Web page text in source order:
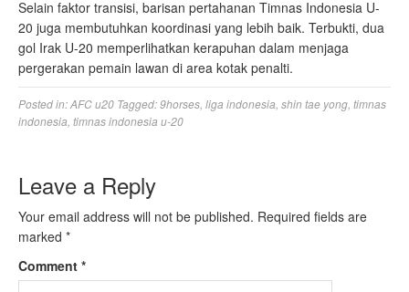
Selain faktor transisi, barisan pertahanan Timnas Indonesia U-
20 juga membutuhkan koordinasi yang lebih baik. Terbukti, dua
gol Irak U-20 memperlihatkan kerapuhan dalam menjaga
pergerakan pemain lawan di area kotak penalti.
Posted in:AFC u20 Tagged:9horses liga indonesia shin tae yong timnas
indonesia timnas indonesia u-20
Leave a Reply
Your email address will not be published. Required fields are
marked *
Comment *